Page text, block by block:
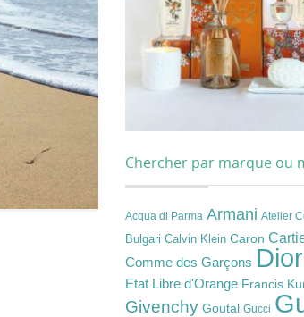
Chercher par marque ou
Acqua di Parma Armani Atelier
Bulgari Calvin Klein Caron
Comme des Garçons Dior
Etat Libre d'Orange Francis
Givenchy Goutal Gucci